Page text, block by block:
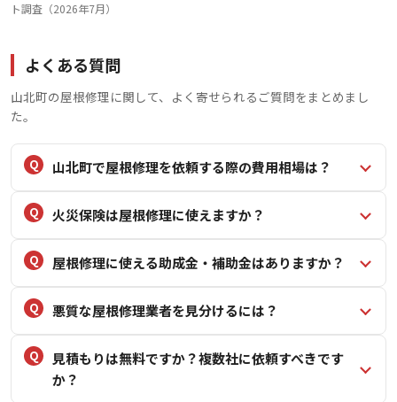
ト調査（2026年7月）
よくある質問
山北町の屋根修理に関して、よく寄せられるご質問をまとめまし
た。
山北町で屋根修理を依頼する際の費用相場は？
火災保険は屋根修理に使えますか？
屋根修理に使える助成金・補助金はありますか？
悪質な屋根修理業者を見分けるには？
見積もりは無料ですか？複数社に依頼すべきです
か？